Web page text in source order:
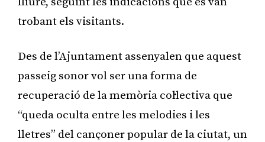
trobant els visitants.
Des de l’Ajuntament assenyalen que aquest
passeig sonor vol ser una forma de
recuperació de la memòria col·lectiva que
“queda oculta entre les melodies i les
lletres” del cançoner popular de la ciutat, un